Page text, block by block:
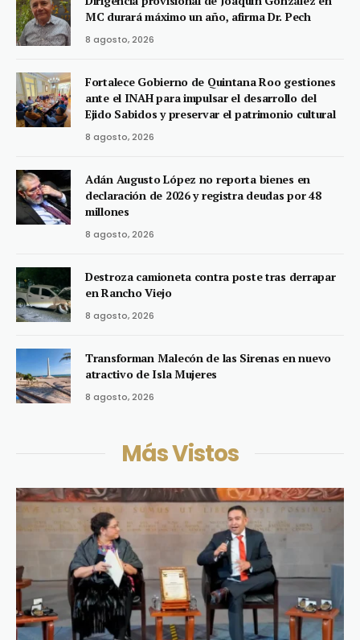
MC durará máximo un año, afirma Dr. Pech
8 agosto, 2026
Fortalece Gobierno de Quintana Roo gestiones
ante el INAH para impulsar el desarrollo del
Ejido Sabidos y preservar el patrimonio cultural
8 agosto, 2026
Adán Augusto López no reporta bienes en
declaración de 2026 y registra deudas por 48
millones
8 agosto, 2026
Destroza camioneta contra poste tras derrapar
en Rancho Viejo
8 agosto, 2026
Transforman Malecón de las Sirenas en nuevo
atractivo de Isla Mujeres
8 agosto, 2026
Más Vistos